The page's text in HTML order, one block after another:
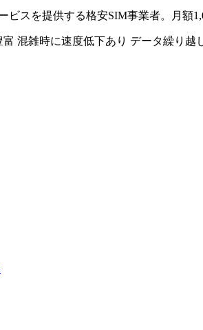
ビスを提供する格安SIM事業者。月額
富 混雑時に速度低下あり データ繰り越